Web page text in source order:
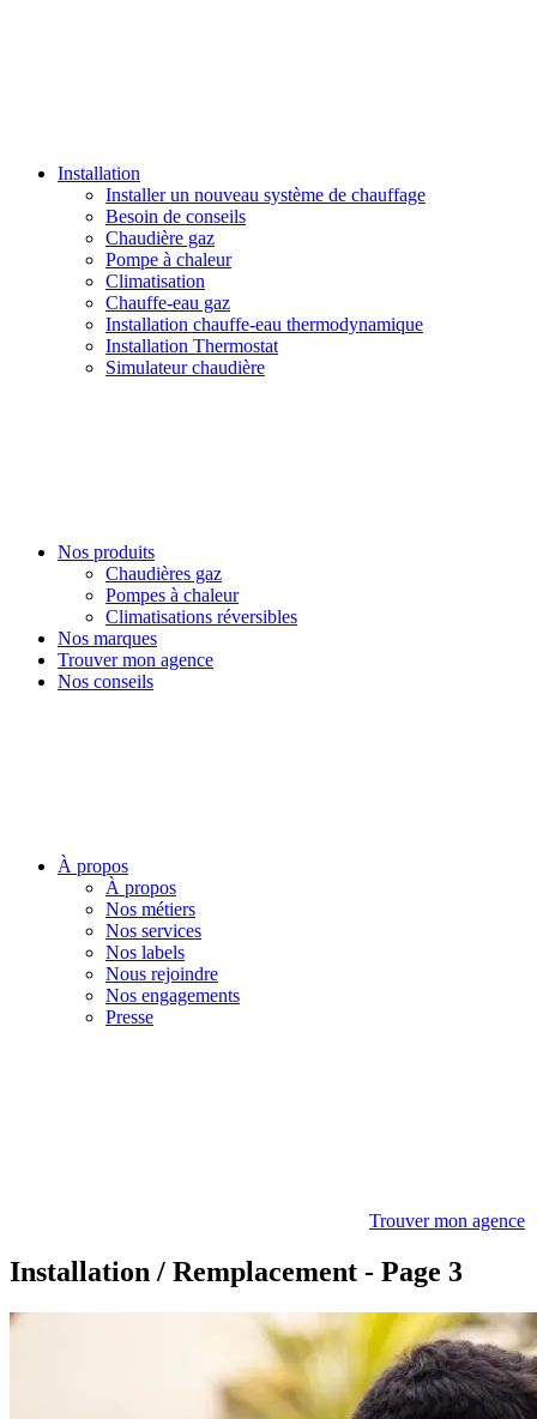
Installation
Installer un nouveau système de chauffage
Besoin de conseils
Chaudière gaz
Pompe à chaleur
Climatisation
Chauffe-eau gaz
Installation chauffe-eau thermodynamique
Installation Thermostat
Simulateur chaudière
Nos produits
Chaudières gaz
Pompes à chaleur
Climatisations réversibles
Nos marques
Trouver mon agence
Nos conseils
À propos
À propos
Nos métiers
Nos services
Nos labels
Nous rejoindre
Nos engagements
Presse
Trouver mon agence
Installation / Remplacement - Page 3